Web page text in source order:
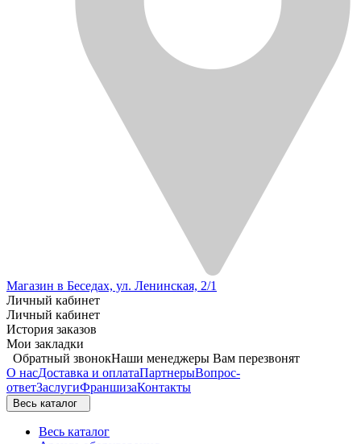
Магазин в Беседах, ул. Ленинская, 2/1
Личный кабинет
Личный кабинет
История заказов
Мои закладки
Обратный звонокНаши менеджеры Вам перезвонят
О насДоставка и оплатаПартнерыВопрос-
ответЗаслугиФраншизаКонтакты
Весь каталог
Весь каталог